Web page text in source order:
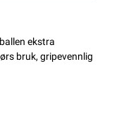
ekstra
bruk, gripevennlig